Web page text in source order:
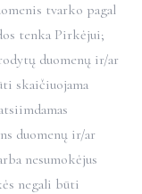
tvarko pagal
tenka Pirkėjui;
duomenų ir/ar
skaičiuojama
duomenų ir/ar
nesumokėjus
negali būti